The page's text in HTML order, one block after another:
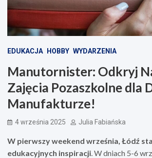
EDUKACJA HOBBY WYDARZENIA
Manutornister: Odkryj
Zajęcia Pozaszkolne dla
Manufakturze!
4 września 2025 Julia Fabiańska
W pierwszy weekend września, Łódź
edukacyjnych inspiracji . W dniach 5-6